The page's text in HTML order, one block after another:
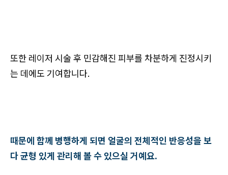
또한 레이저 시술 후 민감해진 피부를 차분하게 진정시키
는 데에도 기여합니다.
때문에 함께 병행하게 되면 얼굴의 전체적인 반응성을 보
다 균형 있게 관리해 볼 수 있으실 거예요.